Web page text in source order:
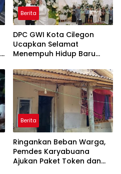
Berita
DPC GWI Kota Cilegon
Ucapkan Selamat
Menempuh Hidup Baru
Tuanku Ihza Kemalsya
Damanik
Berita
Ringankan Beban Warga,
Pemdes Karyabuana
Ajukan Paket Token dan